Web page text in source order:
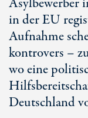
in der EU
Aufnahme
kontrovers –
wo eine
Deutschland